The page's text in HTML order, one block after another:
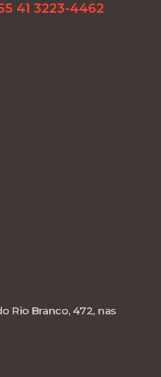
41 3223-4462
Rio Branco, 472, nas